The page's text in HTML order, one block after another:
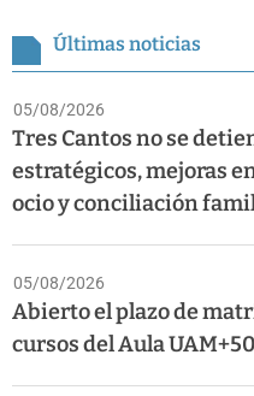
Últimas noticias
05/08/2026
Tres Cantos no se
estratégicos, mejoras
ocio y conciliación
05/08/2026
Abierto el plazo de
cursos del Aula UAM+50